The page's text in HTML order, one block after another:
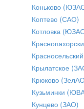
Коньково
Коптево (САО)
Котловка
Крылатское
Крюково
Кузьминки
Кунцево (ЗАО)